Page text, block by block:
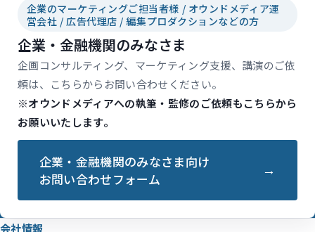
企業のマーケティングご担当者様 / オウンドメディア運
営会社 / 広告代理店 / 編集プロダクションなどの方
企業・金融機関のみなさま
企画コンサルティング、マーケティング支援、講演のご依
頼は、こちらからお問い合わせください。
※オウンドメディアへの執筆・監修のご依頼もこちらから
お願いいたします。
企業・金融機関のみなさま向け
お問い合わせフォーム
会社情報